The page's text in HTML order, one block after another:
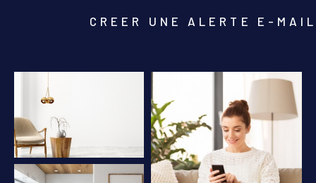
CREER UNE ALERTE E-
AFFINER LES CRITÈRES
PARKING TERRASSE PISCINE
FILTRER PAR